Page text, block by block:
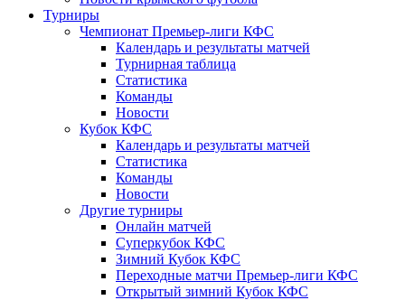
Турниры
Чемпионат Премьер-лиги КФС
Календарь и результаты матчей
Турнирная таблица
Статистика
Команды
Новости
Кубок КФС
Календарь и результаты матчей
Статистика
Команды
Новости
Другие турниры
Онлайн матчей
Суперкубок КФС
Зимний Кубок КФС
Переходные матчи Премьер-лиги КФС
Открытый зимний Кубок КФС